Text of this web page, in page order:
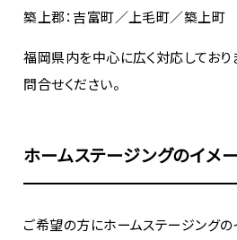
築上郡：吉富町／上毛町／築上町
福岡県内を中心に広く対応しており
問合せください。
ホームステージングのイメ
ご希望の方にホームステージング